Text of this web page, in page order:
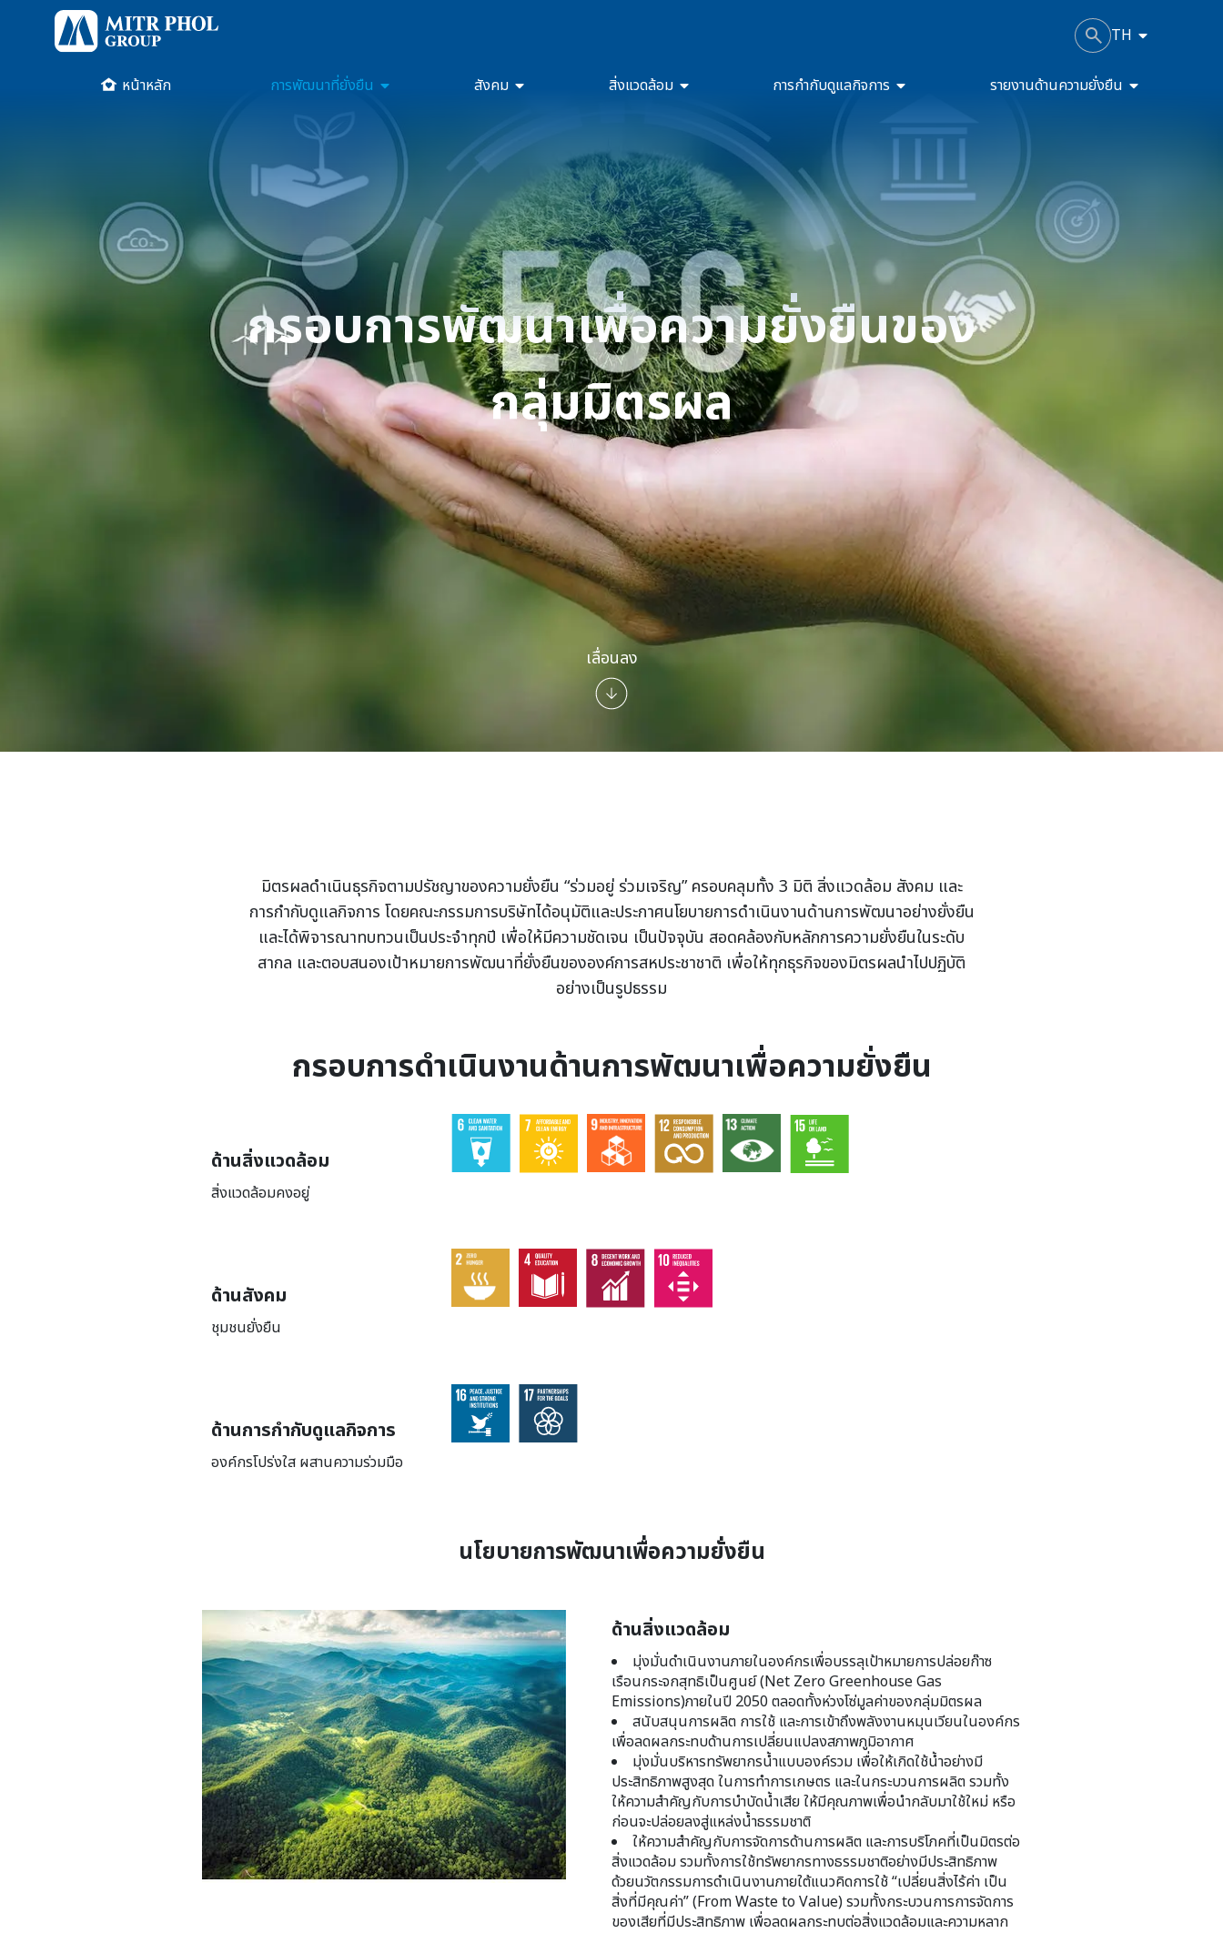
TH
หน้าหลัก การพัฒนาที่ยั่งยืน สังคม สิ่งแวดล้อม การกำกับดูแลกิจการ รายงานด้านความยั่งยืน
กรอบการพัฒนาเพื่อความยั่งยืนของ
กลุ่มมิตรผล
เลื่อนลง
มิตรผลดำเนินธุรกิจตามปรัชญาของความยั่งยืน “ร่วมอยู่ ร่วมเจริญ” ครอบคลุมทั้ง 3 มิติ สิ่งแวดล้อม สังคม และ
การกำกับดูแลกิจการ โดยคณะกรรมการบริษัทได้อนุมัติและประกาศนโยบายการดำเนินงานด้านการพัฒนาอย่างยั่งยืน
และได้พิจารณาทบทวนเป็นประจำทุกปี เพื่อให้มีความชัดเจน เป็นปัจจุบัน สอดคล้องกับหลักการความยั่งยืนในระดับ
สากล และตอบสนองเป้าหมายการพัฒนาที่ยั่งยืนขององค์การสหประชาชาติ เพื่อให้ทุกธุรกิจของมิตรผลนำไปปฏิบัติ
อย่างเป็นรูปธรรม
กรอบการดำเนินงานด้านการพัฒนาเพื่อความยั่งยืน
ด้านสิ่งแวดล้อม
สิ่งแวดล้อมคงอยู่
ด้านสังคม
ชุมชนยั่งยืน
ด้านการกำกับดูแลกิจการ
องค์กรโปร่งใส ผสานความร่วมมือ
นโยบายการพัฒนาเพื่อความยั่งยืน
ด้านสิ่งแวดล้อม
มุ่งมั่นดำเนินงานภายในองค์กรเพื่อบรรลุเป้าหมายการปล่อยก๊าซ
เรือนกระจกสุทธิเป็นศูนย์ (Net Zero Greenhouse Gas
Emissions)ภายในปี 2050 ตลอดทั้งห่วงโซ่มูลค่าของกลุ่มมิตรผล
สนับสนุนการผลิต การใช้ และการเข้าถึงพลังงานหมุนเวียนในองค์กร
เพื่อลดผลกระทบด้านการเปลี่ยนแปลงสภาพภูมิอากาศ
มุ่งมั่นบริหารทรัพยากรน้ำแบบองค์รวม เพื่อให้เกิดใช้น้ำอย่างมี
ประสิทธิภาพสูงสุด ในการทำการเกษตร และในกระบวนการผลิต รวมทั้ง
ให้ความสำคัญกับการบำบัดน้ำเสีย ให้มีคุณภาพเพื่อนำกลับมาใช้ใหม่ หรือ
ก่อนจะปล่อยลงสู่แหล่งน้ำธรรมชาติ
ให้ความสำคัญกับการจัดการด้านการผลิต และการบริโภคที่เป็นมิตรต่อ
สิ่งแวดล้อม รวมทั้งการใช้ทรัพยากรทางธรรมชาติอย่างมีประสิทธิภาพ
ด้วยนวัตกรรมการดำเนินงานภายใต้แนวคิดการใช้ “เปลี่ยนสิ่งไร้ค่า เป็น
สิ่งที่มีคุณค่า” (From Waste to Value) รวมทั้งกระบวนการการจัดการ
ของเสียที่มีประสิทธิภาพ เพื่อลดผลกระทบต่อสิ่งแวดล้อมและความหลาก